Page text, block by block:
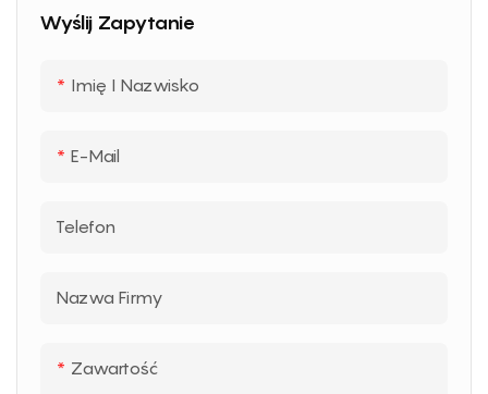
Wyślij Zapytanie
Imię I Nazwisko
E-Mail
Telefon
Nazwa Firmy
Zawartość